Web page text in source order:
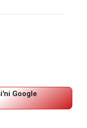
Google